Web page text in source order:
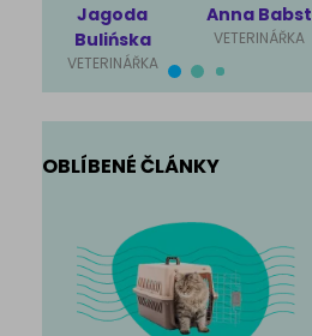
Jagoda
Bulińska
VETERINÁŘKA
Anna Babst
VETERINÁŘKA
OBLÍBENÉ ČLÁNKY